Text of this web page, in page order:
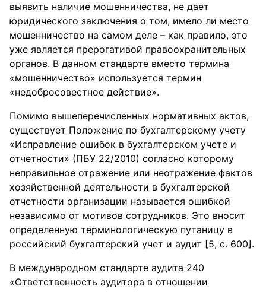
выявить наличие мошенничества, не дает
юридического заключения о том, имело ли место
мошенничество на самом деле – как правило, это
уже является прерогативой правоохранительных
органов. В данном стандарте вместо термина
«мошенничество» используется термин
«недобросовестное действие».
Помимо вышеперечисленных нормативных актов,
существует Положение по бухгалтерскому учету
«Исправление ошибок в бухгалтерском учете и
отчетности» (ПБУ 22/2010) согласно которому
неправильное отражение или неотражение фактов
хозяйственной деятельности в бухгалтерской
отчетности организации называется ошибкой
независимо от мотивов сотрудников. Это вносит
определенную терминологическую путаницу в
российский бухгалтерский учет и аудит [5, с. 600].
В международном стандарте аудита 240
«Ответственность аудитора в отношении